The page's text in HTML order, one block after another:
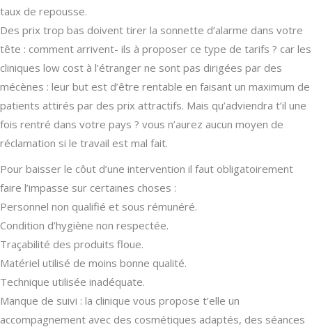
taux de repousse.
Des prix trop bas doivent tirer la sonnette d’alarme dans votre
tête : comment arrivent- ils à proposer ce type de tarifs ? car les
cliniques low cost à l’étranger ne sont pas dirigées par des
mécènes : leur but est d’être rentable en faisant un maximum de
patients attirés par des prix attractifs. Mais qu’adviendra t’il une
fois rentré dans votre pays ? vous n’aurez aucun moyen de
réclamation si le travail est mal fait.
Pour baisser le côut d’une intervention il faut obligatoirement
faire l’impasse sur certaines choses :
Personnel non qualifié et sous rémunéré.
Condition d’hygiène non respectée.
Traçabilité des produits floue.
Matériel utilisé de moins bonne qualité.
Technique utilisée inadéquate.
Manque de suivi : la clinique vous propose t’elle un
accompagnement avec des cosmétiques adaptés, des séances